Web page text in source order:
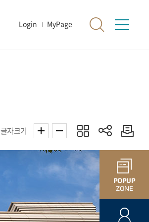
Login MyPage
POPUP
ZONE
글자크기